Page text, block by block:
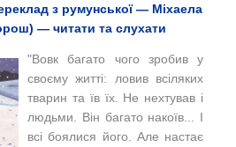
з румунської — Міхаела
— читати та слухати
"Вовк багато чого зробив у
своєму житті: ловив всіляких
тварин та їв їх. Не нехтував і
людьми. Він багато накоїв... І
всі боялися його. Але настає